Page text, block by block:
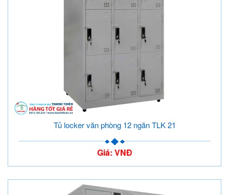
Tủ locker văn phòng 12 ngăn TLK 21
Giá: VNĐ